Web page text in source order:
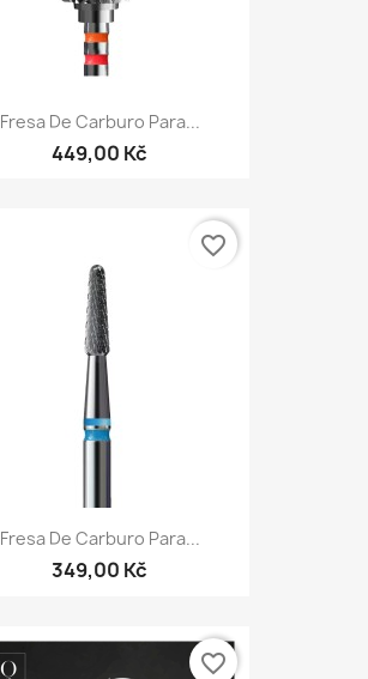
Fresa De Carburo Para...
449,00 Kč
Fresa De Carburo Para...
349,00 Kč
favorite_border
favorite_border